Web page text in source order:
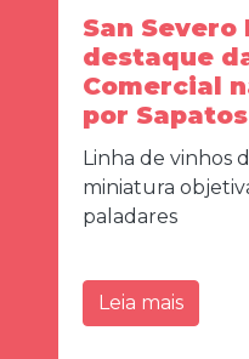
San
destaque
Comercial
por Sapatos
Linha de vinhos
miniatura
paladares
Leia mais